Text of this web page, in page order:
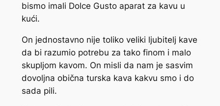
bismo imali Dolce Gusto aparat za kavu u
kući.
On jednostavno nije toliko veliki ljubitelj kave
da bi razumio potrebu za tako finom i malo
skupljom kavom. On misli da nam je sasvim
dovoljna obična turska kava kakvu smo i do
sada pili.